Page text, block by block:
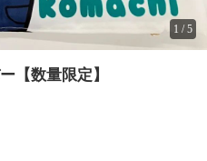
1 /5
【数量限定】